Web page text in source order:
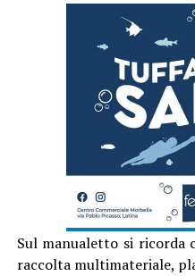
Sul manualetto si ricorda
raccolta multimateriale,